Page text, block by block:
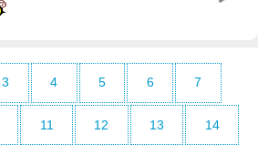
3 4 5 6 7
11 12 13 14